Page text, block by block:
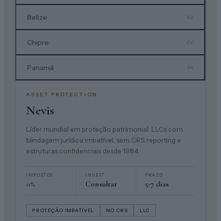
Belize BZ
Chipre CY
Panamá PA
ASSET PROTECTION
Nevis
Líder mundial em proteção patrimonial. LLCs com
blindagem jurídica imbatível, sem CRS reporting e
estruturas confidenciais desde 1984.
IMPOSTOS
0%
INVEST.
Consultar
PRAZO
5-7 dias
PROTEÇÃO IMBATÍVEL NO CRS LLC